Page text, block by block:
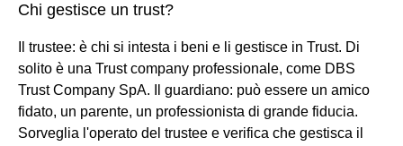
Chi gestisce un trust?
Il trustee: è chi si intesta i beni e li gestisce in Trust. Di
solito è una Trust company professionale, come DBS
Trust Company SpA. Il guardiano: può essere un amico
fidato, un parente, un professionista di grande fiducia.
Sorveglia l'operato del trustee e verifica che gestisca il